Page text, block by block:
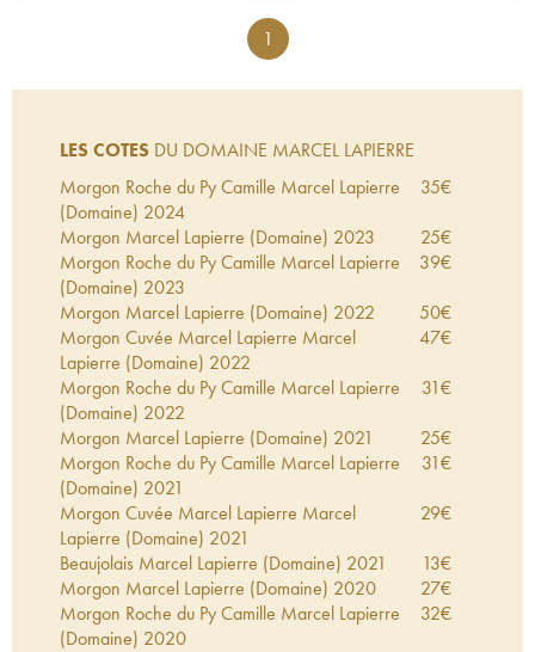
1
LES COTES DU DOMAINE MARCEL LAPIERRE
Morgon Roche du Py Camille Marcel Lapierre
(Domaine) 2024
35€
Morgon Marcel Lapierre (Domaine) 2023 25€
Morgon Roche du Py Camille Marcel Lapierre
(Domaine) 2023
39€
Morgon Marcel Lapierre (Domaine) 2022 50€
Morgon Cuvée Marcel Lapierre Marcel
Lapierre (Domaine) 2022
47€
Morgon Roche du Py Camille Marcel Lapierre
(Domaine) 2022
31€
Morgon Marcel Lapierre (Domaine) 2021 25€
Morgon Roche du Py Camille Marcel Lapierre
(Domaine) 2021
31€
Morgon Cuvée Marcel Lapierre Marcel
Lapierre (Domaine) 2021
29€
Beaujolais Marcel Lapierre (Domaine) 2021 13€
Morgon Marcel Lapierre (Domaine) 2020 27€
Morgon Roche du Py Camille Marcel Lapierre
(Domaine) 2020
32€